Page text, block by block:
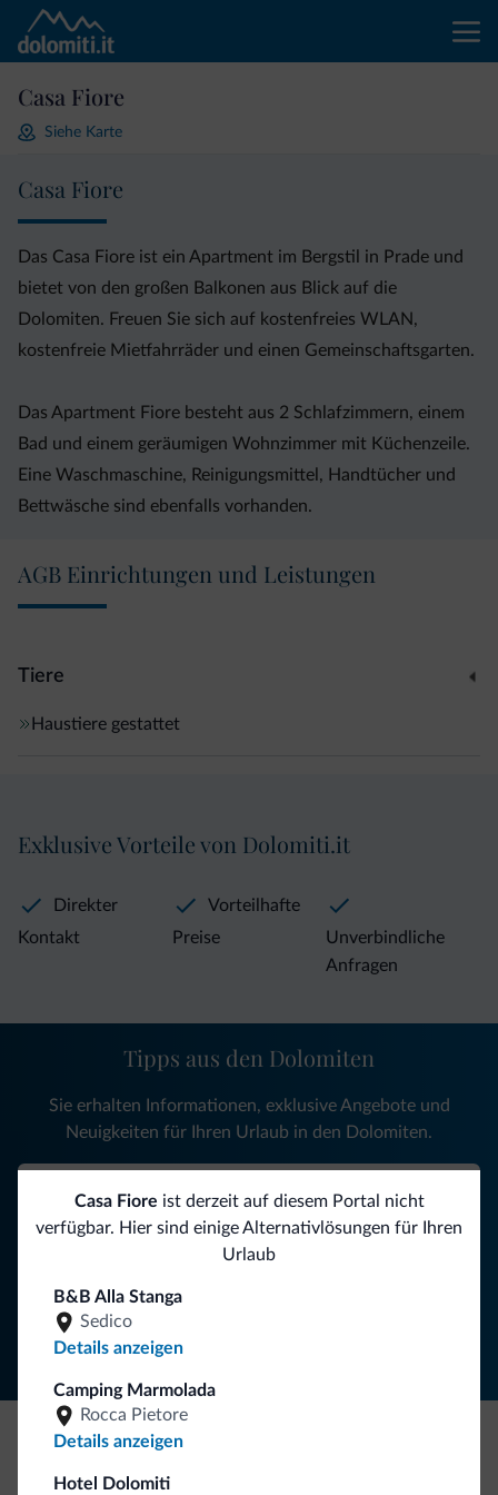
Casa Fiore
Siehe Karte
Casa Fiore
Das Casa Fiore ist ein Apartment im Bergstil in Prade und
bietet von den großen Balkonen aus Blick auf die
Dolomiten. Freuen Sie sich auf kostenfreies WLAN,
kostenfreie Mietfahrräder und einen Gemeinschaftsgarten.
Das Apartment Fiore besteht aus 2 Schlafzimmern, einem
Bad und einem geräumigen Wohnzimmer mit Küchenzeile.
Eine Waschmaschine, Reinigungsmittel, Handtücher und
Bettwäsche sind ebenfalls vorhanden.
AGB Einrichtungen und Leistungen
Tiere
Haustiere gestattet
Casa Fiore ist derzeit auf diesem Portal nicht
verfügbar. Hier sind einige Alternativlösungen für Ihren
Urlaub
B&B Alla Stanga
Sedico
Details anzeigen
Camping Marmolada
Rocca Pietore
Details anzeigen
Hotel Dolomiti
Exklusive Vorteile von Dolomiti.it
Direkter
Kontakt
Vorteilhafte
Preise
Unverbindliche
Anfragen
Folgen Sie Dolomiti.it auf
Tipps aus den Dolomiten
Sie erhalten Informationen, exklusive Angebote und
Neuigkeiten für Ihren Urlaub in den Dolomiten.
NEWSLETTER ABONNIEREN
Seien Sie originell, entdecken Sie die neue